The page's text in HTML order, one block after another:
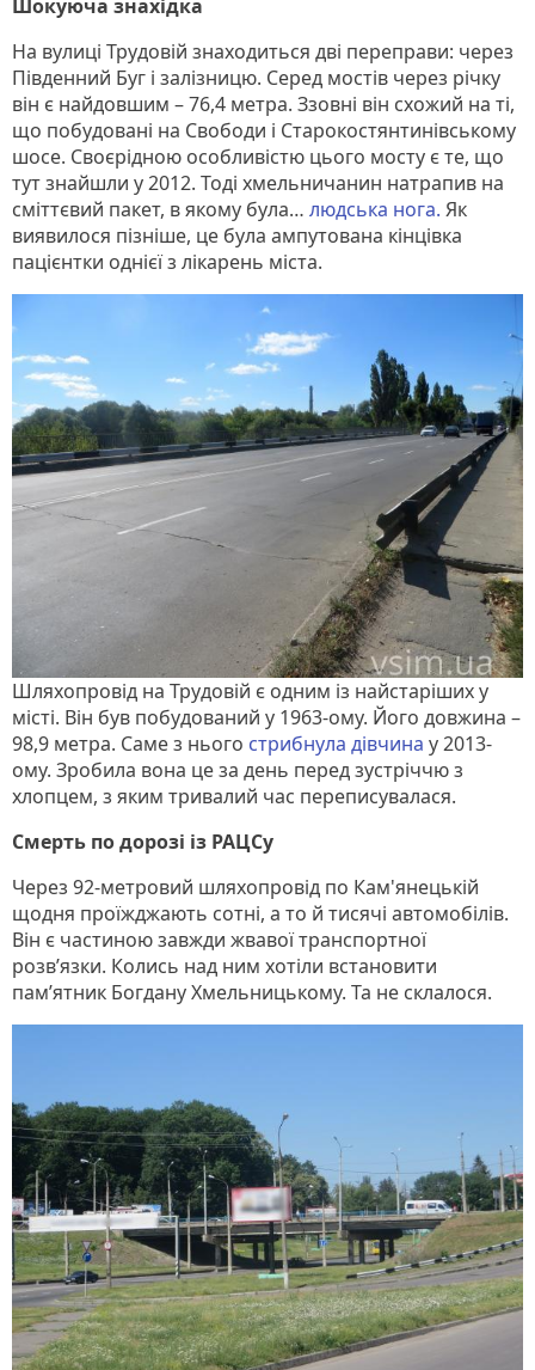
Шокуюча знахідка
На вулиці Трудовій знаходиться дві переправи: через
Південний Буг і залізницю. Серед мостів через річку
він є найдовшим – 76,4 метра. Ззовні він схожий на ті,
що побудовані на Свободи і Старокостянтинівському
шосе. Своєрідною особливістю цього мосту є те, що
тут знайшли у 2012. Тоді хмельничанин натрапив на
сміттєвий пакет, в якому була… людська нога. Як
виявилося пізніше, це була ампутована кінцівка
пацієнтки однієї з лікарень міста.
Шляхопровід на Трудовій є одним із найстаріших у
місті. Він був побудований у 1963-ому. Його довжина –
98,9 метра. Саме з нього стрибнула дівчина у 2013-
ому. Зробила вона це за день перед зустріччю з
хлопцем, з яким тривалий час переписувалася.
Смерть по дорозі із РАЦСу
Через 92-метровий шляхопровід по Кам'янецькій
щодня проїжджають сотні, а то й тисячі автомобілів.
Він є частиною завжди жвавої транспортної
розв’язки. Колись над ним хотіли встановити
пам’ятник Богдану Хмельницькому. Та не склалося.